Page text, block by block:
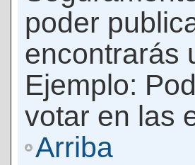
poder
encontrarás
Ejemplo:
votar en las
Arriba